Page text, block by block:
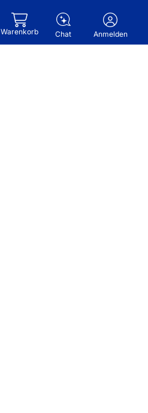
Warenkorb Chat Anmelden